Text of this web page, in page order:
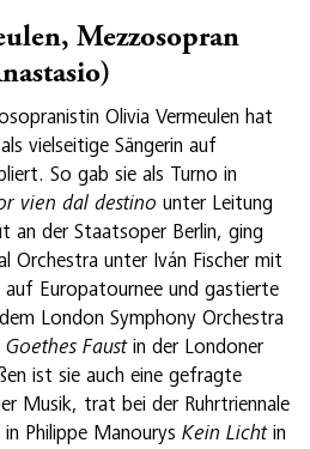
Mezzosopran
Olivia Vermeulen hat
vielseitige Sängerin auf
So gab sie als Turno in
vien dal destino unter Leitung
an der Staatsoper Berlin, ging
Orchestra unter Iván Fischer mit
auf Europatournee und gastierte
London Symphony Orchestra
Goethes Faustin der Londoner
ist sie auch eine gefragte
Musik, trat bei der Ruhrtriennale
Philippe Manourys Kein Lichtin